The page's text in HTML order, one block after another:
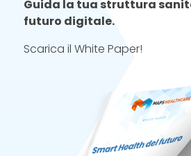
Guida la tua struttura
futuro digitale.
Scarica il White Paper!